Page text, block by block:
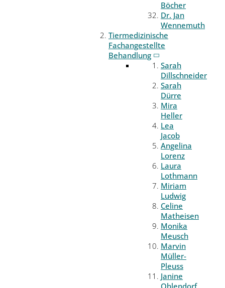
Böcher
Dr. Jan
Wennemuth
Tiermedizinische
Fachangestellte
Behandlung
Sarah
Dillschneider
Sarah
Dürre
Mira
Heller
Lea
Jacob
Angelina
Lorenz
Laura
Lothmann
Miriam
Ludwig
Celine
Matheisen
Monika
Meusch
Marvin
Müller-
Pleuss
Janine
Ohlendorf